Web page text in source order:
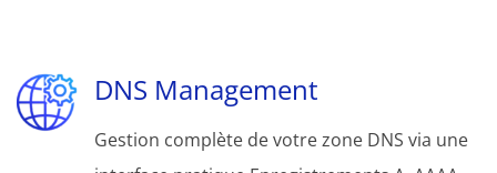
DNS Management
Gestion complète de votre zone DNS via une